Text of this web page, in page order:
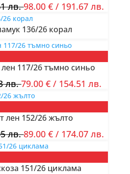
лв.98.00€ / 191.67 лв.
136/26 корал
117/26 тъмно синьо
лв.79.00€ / 154.51 лв.
лен 152/26 жълто
лв.89.00€ / 174.07 лв.
151/26 циклама